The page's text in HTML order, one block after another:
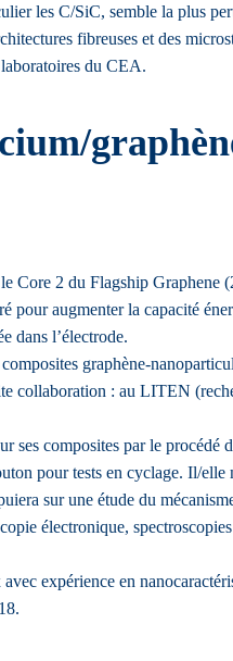
les C/SiC, semble la plus
fibreuses et des
du CEA.
Core 2 du Flagship
pour augmenter la capacité
dans l’électrode.
graphène-
collaboration : au LITEN
ses composites par le
pour tests en cyclage. Il/elle
sur une étude du
électronique,
expérience en